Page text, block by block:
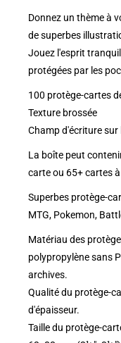
Donnez un thème à
de superbes
Jouez l'esprit
protégées par les
100 protège-cartes
Texture brossée
Champ d'écriture
La boîte peut
carte ou 65+ cartes
Superbes protège-
MTG, Pokemon,
Matériau des
polypropylène sans
archives.
Qualité du protège-
d'épaisseur.
Taille du protège-